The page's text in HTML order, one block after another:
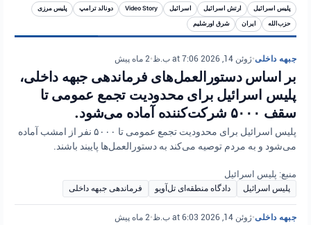
پلیس اسرائیل ارتش اسرائیل اسرائیل Video Story دونالد ترامپ پلیس مرزی
حزب‌الله ایران شرق اورشلیم
جبهه داخلی•ژوئن 14, 2026 at 7:06 ب.ظ •2 ماه پیش
بر اساس دستورالعمل‌های فرماندهی جبهه داخلی،
پلیس اسرائیل برای محدودیت تجمع عمومی تا
سقف ۵۰۰۰ شرکت‌کننده آماده می‌شود.
پلیس اسرائیل برای محدودیت تجمع عمومی تا ۵۰۰۰ نفر از امشب آماده
می‌شود و به مردم توصیه می‌کند به دستورالعمل‌ها پایبند باشند.
منبع: پلیس اسرائیل
پلیس اسرائیل دادگاه منطقه‌ای تل‌آویو فرماندهی جبهه داخلی
جبهه داخلی•ژوئن 14, 2026 at 6:03 ب.ظ •2 ماه پیش